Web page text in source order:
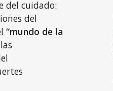
del cuidado:
del
“mundo de la